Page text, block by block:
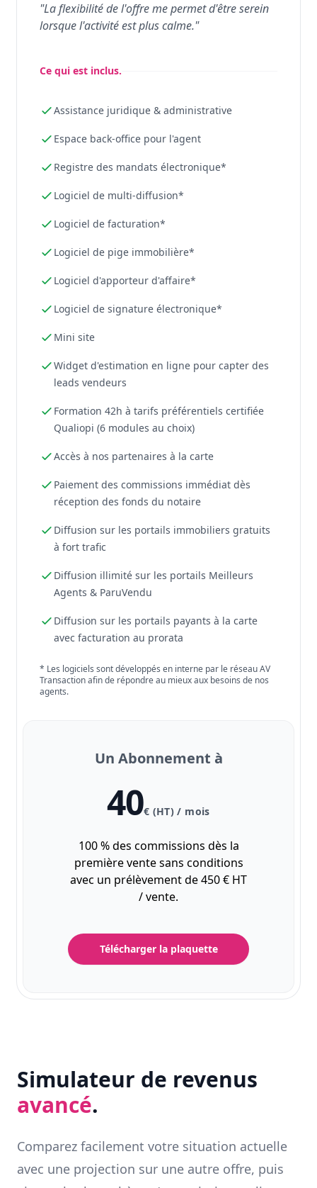
"La flexibilité de l'offre me permet d'être serein
lorsque l'activité est plus calme."
Ce qui est inclus.
Assistance juridique & administrative
Espace back-office pour l'agent
Registre des mandats électronique*
Logiciel de multi-diffusion*
Logiciel de facturation*
Logiciel de pige immobilière*
Logiciel d'apporteur d'affaire*
Logiciel de signature électronique*
Mini site
Widget d'estimation en ligne pour capter des
leads vendeurs
Formation 42h à tarifs préférentiels certifiée
Qualiopi (6 modules au choix)
Accès à nos partenaires à la carte
Paiement des commissions immédiat dès
réception des fonds du notaire
Diffusion sur les portails immobiliers gratuits
à fort trafic
Diffusion illimité sur les portails Meilleurs
Agents & ParuVendu
Diffusion sur les portails payants à la carte
avec facturation au prorata
* Les logiciels sont développés en interne par le réseau AV
Transaction afin de répondre au mieux aux besoins de nos
agents.
Un Abonnement à
40€ (HT) / mois
100 % des commissions dès la
première vente sans conditions
avec un prélèvement de 450 € HT
/ vente.
Télécharger la plaquette
Simulateur de revenus
avancé.
Comparez facilement votre situation actuelle
avec une projection sur une autre offre, puis